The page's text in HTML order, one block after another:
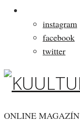
instagram
facebook
twitter
ONLINE MAGAZÍN